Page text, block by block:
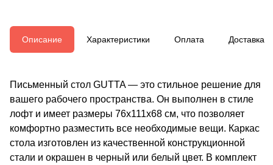
Описание Характеристики Оплата Доставка
Письменный стол GUTTA — это стильное решение для
вашего рабочего пространства. Он выполнен в стиле
лофт и имеет размеры 76х111х68 см, что позволяет
комфортно разместить все необходимые вещи. Каркас
стола изготовлен из качественной конструкционной
стали и окрашен в черный или белый цвет. В комплект